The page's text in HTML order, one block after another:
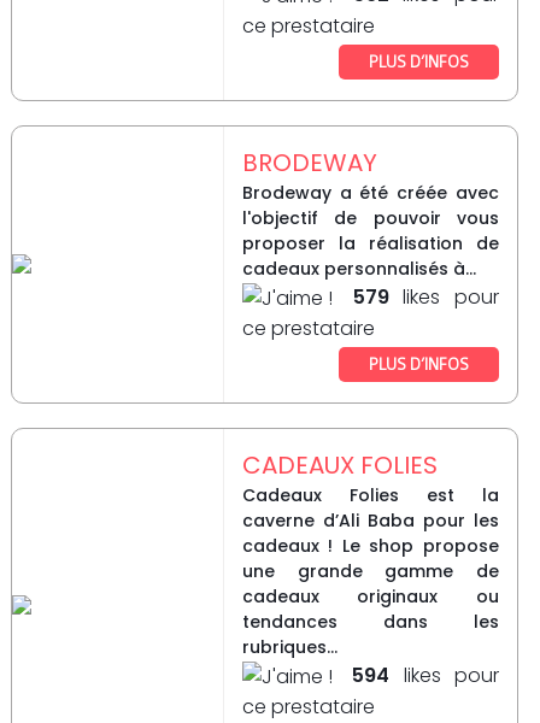
ce prestataire
PLUS D’INFOS
BRODEWAY
Brodeway a été créée avec
l'objectif de pouvoir vous
proposer la réalisation de
cadeaux personnalisés à...
579likes pour
ce prestataire
PLUS D’INFOS
CADEAUX FOLIES
Cadeaux Folies est la
caverne d’Ali Baba pour les
cadeaux ! Le shop propose
une grande gamme de
cadeaux originaux ou
tendances dans les
rubriques...
594 likes pour
ce prestataire